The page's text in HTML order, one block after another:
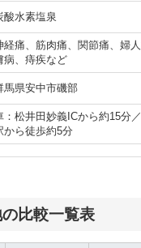
酸水素塩泉
経痛、筋肉痛、関節痛、婦
病、痔疾など
馬県安中市磯部
：松井田妙義ICから約15分
から徒歩約5分
比較一覧表